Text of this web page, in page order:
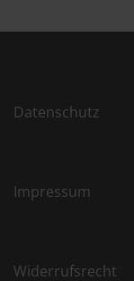
Datenschutz
Impressum
Widerrufsrecht